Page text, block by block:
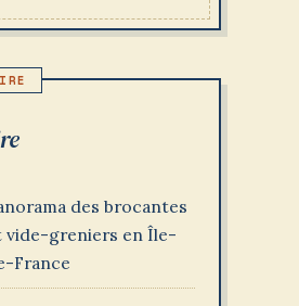
des brocantes
vide-greniers en Île-
France